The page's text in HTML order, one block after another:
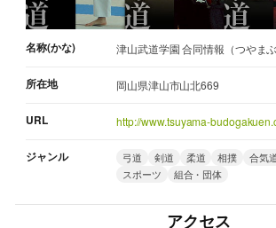
名称(かな) 津山武道学園 合同情報（つやま
所在地 岡山県津山市山北669
URL http://www.tsuyama-
ジャンル 弓道 剣道 柔道 相撲 合気
スポーツ
組合・団体
アクセス